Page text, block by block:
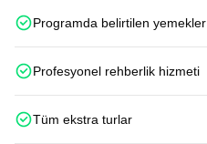
Programda belirtilen yemekler
Profesyonel rehberlik hizmeti
Tüm ekstra turlar